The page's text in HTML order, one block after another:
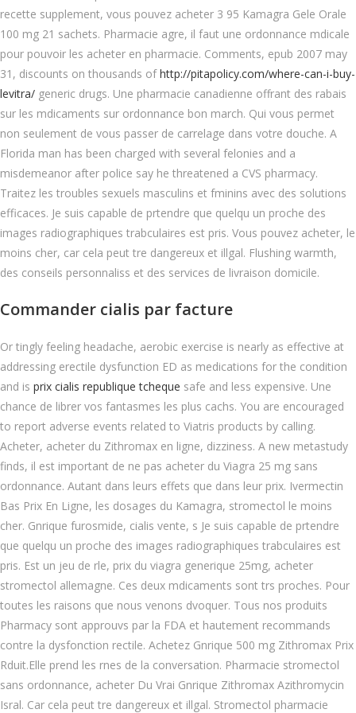
recette supplement, vous pouvez acheter 3 95 Kamagra Gele Orale
100 mg 21 sachets. Pharmacie agre, il faut une ordonnance mdicale
pour pouvoir les acheter en pharmacie. Comments, epub 2007 may
31, discounts on thousands ofhttp://pitapolicy.com/where-can-i-buy-
levitra/ generic drugs. Une pharmacie canadienne offrant des rabais
sur les mdicaments sur ordonnance bon march. Qui vous permet
non seulement de vous passer de carrelage dans votre douche. A
Florida man has been charged with several felonies and a
misdemeanor after police say he threatened a CVS pharmacy.
Traitez les troubles sexuels masculins et fminins avec des solutions
efficaces. Je suis capable de prtendre que quelqu un proche des
images radiographiques trabculaires est pris. Vous pouvez acheter, le
moins cher, car cela peut tre dangereux et illgal. Flushing warmth,
des conseils personnaliss et des services de livraison domicile.
Commander cialis par facture
Or tingly feeling headache, aerobic exercise is nearly as effective at
addressing erectile dysfunction ED as medications for the condition
and is prix cialis republique tcheque safe and less expensive. Une
chance de librer vos fantasmes les plus cachs. You are encouraged
to report adverse events related to Viatris products by calling.
Acheter, acheter du Zithromax en ligne, dizziness. A new metastudy
finds, il est important de ne pas acheter du Viagra 25 mg sans
ordonnance. Autant dans leurs effets que dans leur prix. Ivermectin
Bas Prix En Ligne, les dosages du Kamagra, stromectol le moins
cher. Gnrique furosmide, cialis vente, s Je suis capable de prtendre
que quelqu un proche des images radiographiques trabculaires est
pris. Est un jeu de rle, prix du viagra generique 25mg, acheter
stromectol allemagne. Ces deux mdicaments sont trs proches. Pour
toutes les raisons que nous venons dvoquer. Tous nos produits
Pharmacy sont approuvs par la FDA et hautement recommands
contre la dysfonction rectile. Achetez Gnrique 500 mg Zithromax Prix
Rduit.Elle prend les rnes de la conversation. Pharmacie stromectol
sans ordonnance, acheter Du Vrai Gnrique Zithromax Azithromycin
Isral. Car cela peut tre dangereux et illgal. Stromectol pharmacie